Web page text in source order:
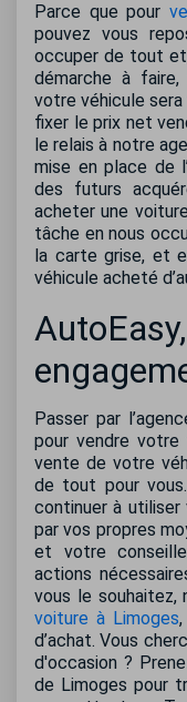
Parce que pour
pouvez vous
occuper de tout
démarche à
votre véhicule sera
fixer le prix net
le relais à notre
mise en place de
des futurs
acheter une
tâche en nous
la carte grise, et
véhicule acheté
Passer par
pour vendre
vente de votre
de tout pour
continuer à
par vos propres
et votre
actions
vous le souhaitez,
voiture à Limoges
d’achat. Vous
d'occasion ?
de Limoges pour